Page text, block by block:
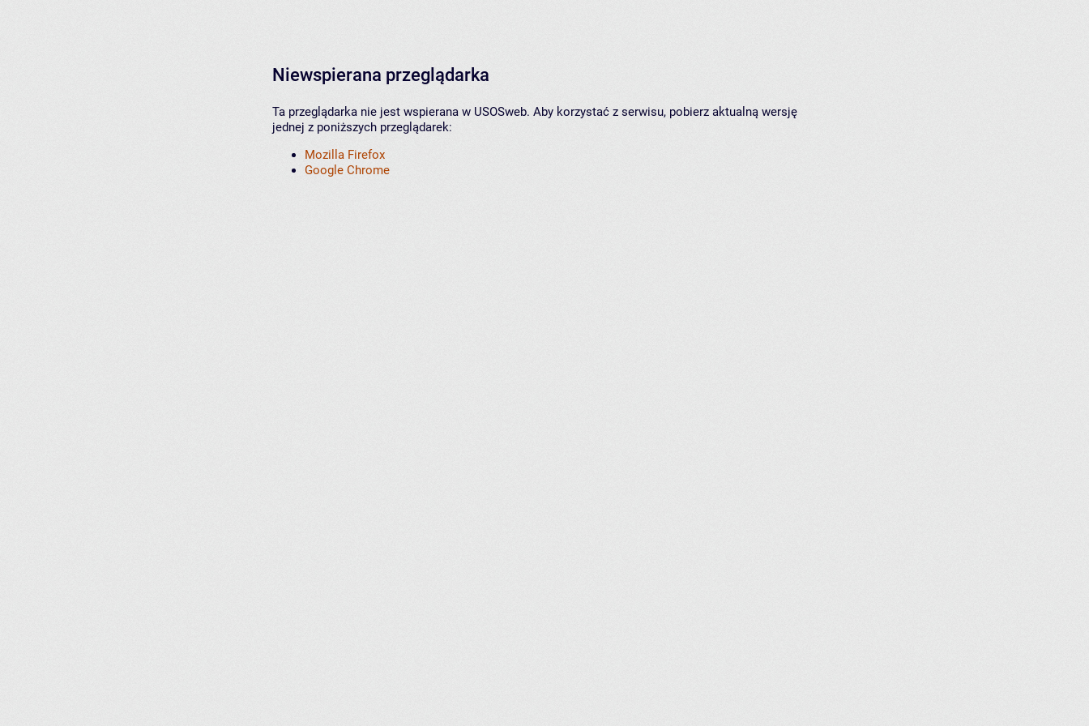
Niewspierana przeglądarka
Ta przeglądarka nie jest wspierana w USOSweb. Aby korzystać z serwisu, pobierz aktualną wersję
jednej z poniższych przeglądarek:
Mozilla Firefox
Google Chrome